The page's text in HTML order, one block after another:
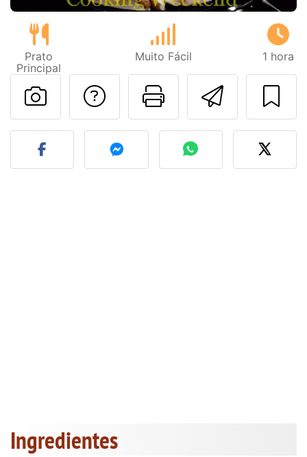
Prato
Principal
Muito Fácil 1 hora
Imprima
Falar com o autor
Fez esta receita?
Ingredientes